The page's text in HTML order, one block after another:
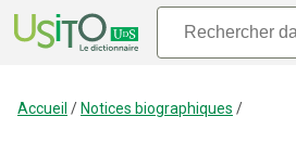
Accueil /Notices biographiques /